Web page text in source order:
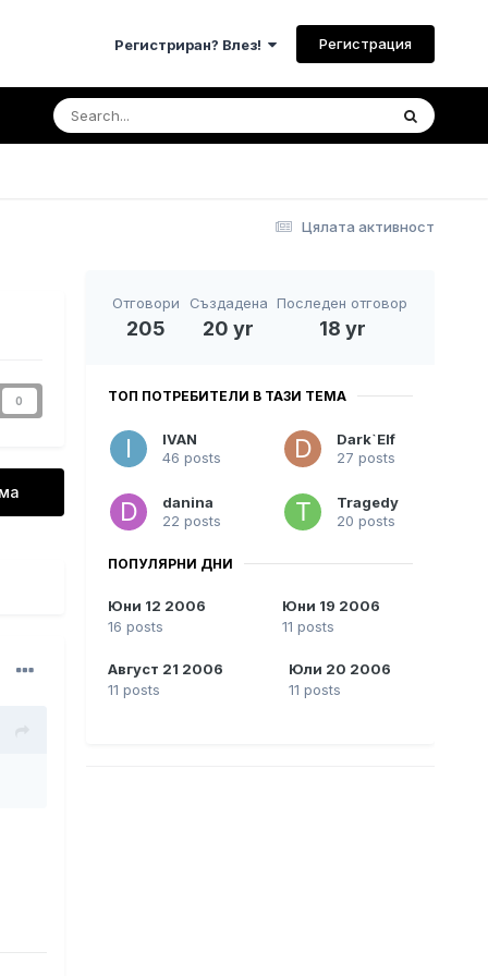
Регистриран? Влез! Регистрация
Цялата активност
0
Отговори
205
Създадена
20 yr
Последен отговор
18 yr
ТОП ПОТРЕБИТЕЛИ В ТАЗИ ТЕМА
IVAN
46 posts
Dark`Elf
27 posts
danina
22 posts
Tragedy
20 posts
ПОПУЛЯРНИ ДНИ
Юни 12 2006
16 posts
Юни 19 2006
11 posts
Август 21 2006
11 posts
Юли 20 2006
11 posts